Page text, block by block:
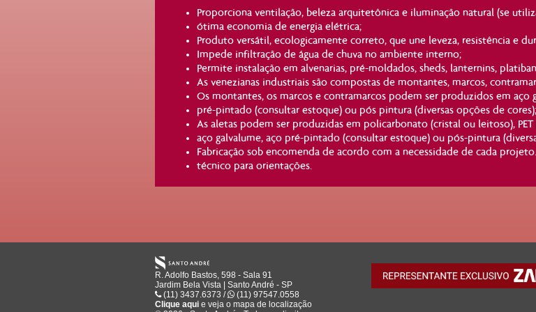
Proporciona ventilação, beleza arquitetônica e iluminação natural (se
ótima economia de energia elétrica;
Produto versátil, ecologicamente correto, que une leveza, resistência e
Impede infiltração de água de chuva no ambiente interno;
Permite instalação em alvenarias, pré-moldados, sheds, lanternins,
As venezianas industriais são compostas de montantes, marcos,
Os montantes, os marcos e contramarcos podem ser produzidos em aço
pré-pintado (consultar estoque) ou pós pintura (diversas opções de cores);
As aletas podem ser produzidas em policarbonato (cristal ou leitoso),
aço galvalume, aço pré-pintado (consultar estoque) ou pós-pintura
Fabricação sob encomenda de acordo com a necessidade de cada
técnico para orientações.
R. Adolfo Bastos, 598 - Sala 91
Jardim Bela Vista | Santo André - SP
(11) 3437.6373 /
(11) 97547.0558
Clique aqui e veja o mapa de localização